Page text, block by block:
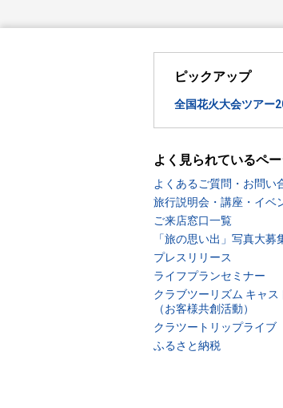
ピックアップ
全国花火大会ツアー
よく見られているペ
よくあるご質問・お問い
旅行説明会・講座・イベ
ご来店窓口一覧
「旅の思い出」写真大募
プレスリリース
ライフプランセミナー
クラブツーリズム キャス
（お客様共創活動）
クラツートリップライブ
ふるさと納税